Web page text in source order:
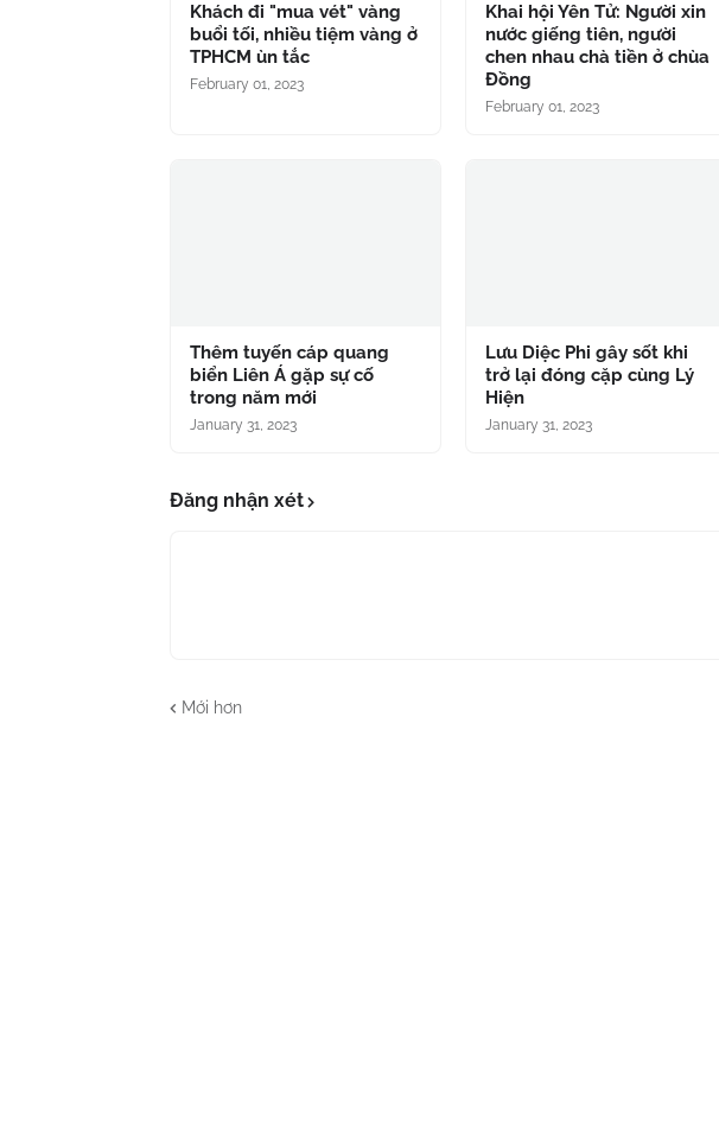
Khách đi "mua vét" vàng
buổi tối, nhiều tiệm vàng ở
TPHCM ùn tắc
February 01, 2023
Khai hội Yên Tử: Người xin
nước giếng tiên, người
chen nhau chà tiền ở chùa
Đồng
February 01, 2023
Thêm tuyến cáp quang
biển Liên Á gặp sự cố
trong năm mới
January 31, 2023
Lưu Diệc Phi gây sốt khi
trở lại đóng cặp cùng Lý
Hiện
January 31, 2023
Đăng nhận xét
Mới hơn